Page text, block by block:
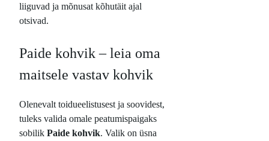
liiguvad ja mõnusat kõhutäit ajal
otsivad.
Paide kohvik – leia oma
maitsele vastav kohvik
Olenevalt toidueelistusest ja soovidest,
tuleks valida omale peatumispaigaks
sobilik Paide kohvik. Valik on üsna